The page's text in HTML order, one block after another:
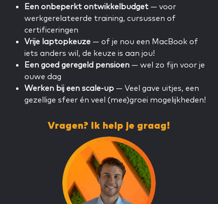
Een onbeperkt ontwikkelbudget — voor
werkgerelateerde training, cursussen of
certificeringen
Vrije laptopkeuze — of je nou een MacBook of
iets anders wil, de keuze is aan jou!
Een goed geregeld pensioen — wel zo fijn voor je
ouwe dag
Werken bij een scale-up — Veel gave uitjes, een
gezellige sfeer én veel (mee)groei mogelijkheden!
Vragen? Ik help je graag!